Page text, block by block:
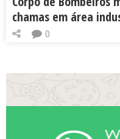
chamas em área
0